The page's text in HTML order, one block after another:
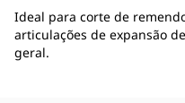
Ideal para corte de
articulações de expansão
geral.